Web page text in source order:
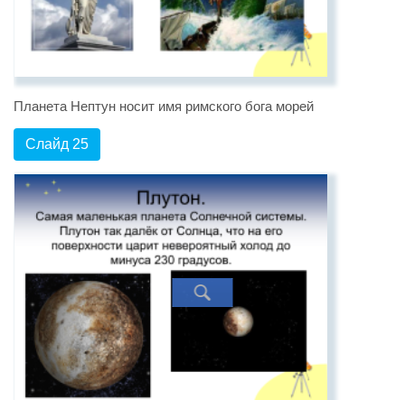
Планета Нептун носит имя римского бога морей
Слайд 25